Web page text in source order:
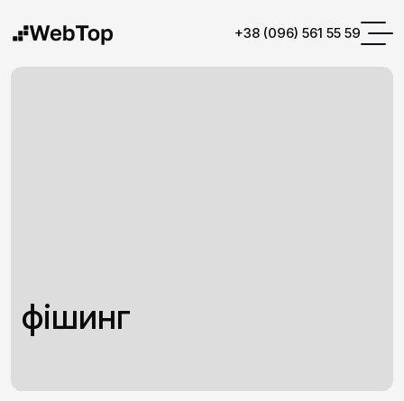
+38 (096) 561 55 59
фішинг